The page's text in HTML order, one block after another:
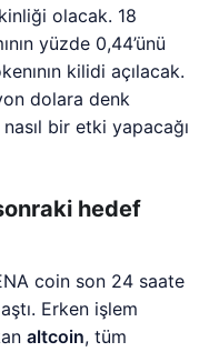
olacak. 18
yüzde 0,44’ünü
kilidi açılacak.
dolara denk
bir etki yapacağı
hedef
coin son 24 saate
Erken işlem
altcoin, tüm